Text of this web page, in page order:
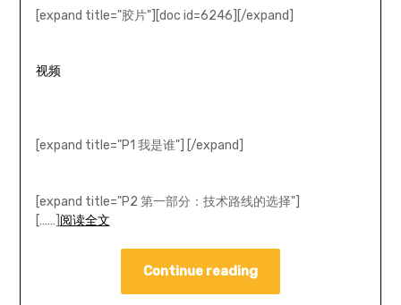
[expand title="胶片"][doc id=6246][/expand]
视频
[expand title="P1 我是谁"] [/expand]
[expand title="P2 第一部分：技术路线的选择"]
[……] 阅读全文
Continue reading